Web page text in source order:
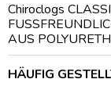
Chiroclogs
AUS
HÄUFIG